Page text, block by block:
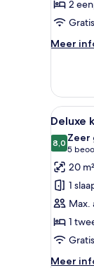
2
Meer
Meer
Twin
kamer
Alle
foto's
voor
Deluxe
kamer,
twee-
of
2
4
Deluxe
8,08,0 van
Zeer
5
(5
20 m²
1
Max.
1
Meer
Meer